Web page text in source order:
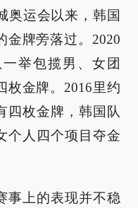
奥运会以来，韩国
金牌旁落过。2020
举包揽男、女团
枚金牌。2016里约
四枚金牌，韩国队
个人四个项目夺金
事上的表现并不稳